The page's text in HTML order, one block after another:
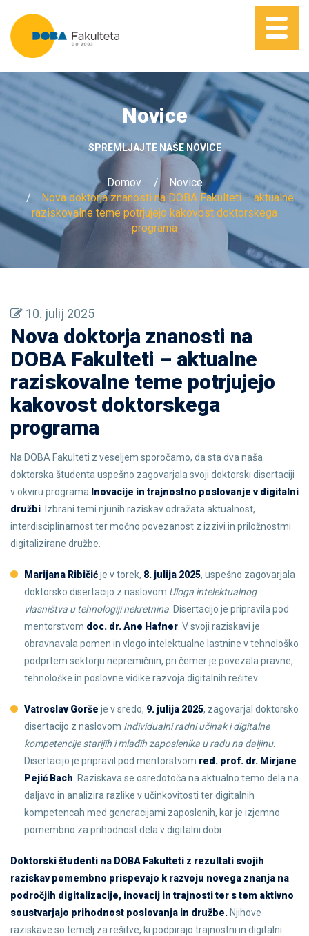
Novice
SPREMLJAJTE NAŠE NOVICE
Domov
Novice
Nova doktorja znanosti na DOBA Fakulteti – aktualne
raziskovalne teme potrjujejo kakovost doktorskega
programa
10. julij 2025
Nova doktorja znanosti na
DOBA Fakulteti – aktualne
raziskovalne teme potrjujejo
kakovost doktorskega
programa
Na DOBA Fakulteti z veseljem sporočamo, da sta dva naša
doktorska študenta uspešno zagovarjala svoji doktorski disertaciji
v okviru programa Inovacije in trajnostno poslovanje v digitalni
družbi . Izbrani temi njunih raziskav odražata aktualnost,
interdisciplinarnost ter močno povezanost z izzivi in priložnostmi
digitalizirane družbe.
Marijana Ribičićje v torek, 8. julija 2025, uspešno zagovarjala
doktorsko disertacijo z naslovom Uloga intelektualnog
vlasništva u tehnologiji nekretnina . Disertacijo je pripravila pod
mentorstvom doc. dr. Ane Hafner . V svoji raziskavi je
obravnavala pomen in vlogo intelektualne lastnine v tehnološko
podprtem sektorju nepremičnin, pri čemer je povezala pravne,
tehnološke in poslovne vidike razvoja digitalnih rešitev.
Vatroslav Gorše je v sredo, 9. julija 2025, zagovarjal doktorsko
disertacijo z naslovom Individualni radni učinak i digitalne
kompetencije starijih i mlađih zaposlenika u radu na daljinu.
Disertacijo je pripravil pod mentorstvom red. prof. dr. Mirjane
Pejić Bach . Raziskava se osredotoča na aktualno temo dela na
daljavo in analizira razlike v učinkovitosti ter digitalnih
kompetencah med generacijami zaposlenih, kar je izjemno
pomembno za prihodnost dela v digitalni dobi.
Doktorski študenti na DOBA Fakulteti z rezultati svojih
raziskav pomembno prispevajo k razvoju novega znanja na
področjih digitalizacije, inovacij in trajnosti ter s tem aktivno
soustvarjajo prihodnost poslovanja in družbe. Njihove
raziskave so temelj za rešitve, ki podpirajo trajnostni in digitalni